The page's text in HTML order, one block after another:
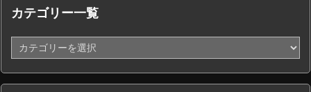
カテゴリー一覧
カ
テ
ゴ
リ